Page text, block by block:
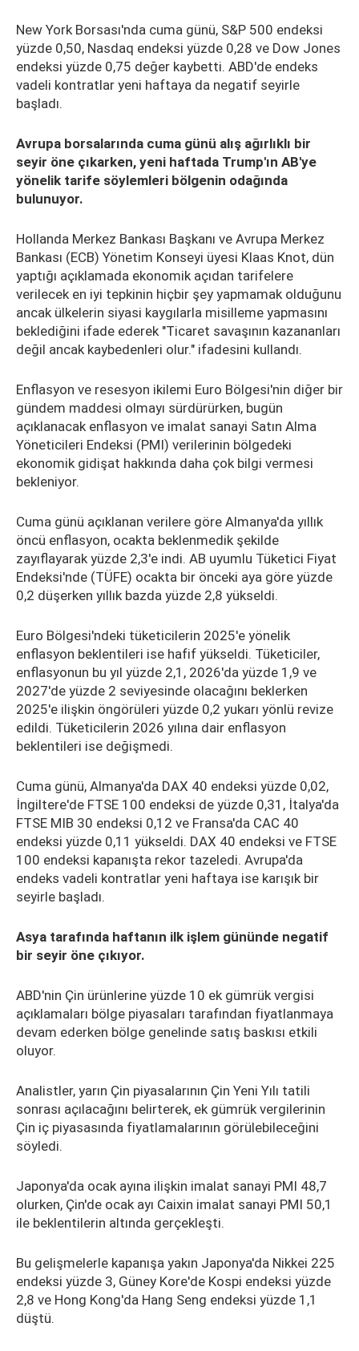
New York Borsası'nda cuma günü, S&P 500 endeksi
yüzde 0,50, Nasdaq endeksi yüzde 0,28 ve Dow Jones
endeksi yüzde 0,75 değer kaybetti. ABD'de endeks
vadeli kontratlar yeni haftaya da negatif seyirle
başladı.
Avrupa borsalarında cuma günü alış ağırlıklı bir
seyir öne çıkarken, yeni haftada Trump'ın AB'ye
yönelik tarife söylemleri bölgenin odağında
bulunuyor.
Hollanda Merkez Bankası Başkanı ve Avrupa Merkez
Bankası (ECB) Yönetim Konseyi üyesi Klaas Knot, dün
yaptığı açıklamada ekonomik açıdan tarifelere
verilecek en iyi tepkinin hiçbir şey yapmamak olduğunu
ancak ülkelerin siyasi kaygılarla misilleme yapmasını
beklediğini ifade ederek "Ticaret savaşının kazananları
değil ancak kaybedenleri olur." ifadesini kullandı.
Enflasyon ve resesyon ikilemi Euro Bölgesi'nin diğer bir
gündem maddesi olmayı sürdürürken, bugün
açıklanacak enflasyon ve imalat sanayi Satın Alma
Yöneticileri Endeksi (PMI) verilerinin bölgedeki
ekonomik gidişat hakkında daha çok bilgi vermesi
bekleniyor.
Cuma günü açıklanan verilere göre Almanya'da yıllık
öncü enflasyon, ocakta beklenmedik şekilde
zayıflayarak yüzde 2,3'e indi. AB uyumlu Tüketici Fiyat
Endeksi'nde (TÜFE) ocakta bir önceki aya göre yüzde
0,2 düşerken yıllık bazda yüzde 2,8 yükseldi.
Euro Bölgesi'ndeki tüketicilerin 2025'e yönelik
enflasyon beklentileri ise hafif yükseldi. Tüketiciler,
enflasyonun bu yıl yüzde 2,1, 2026'da yüzde 1,9 ve
2027'de yüzde 2 seviyesinde olacağını beklerken
2025'e ilişkin öngörüleri yüzde 0,2 yukarı yönlü revize
edildi. Tüketicilerin 2026 yılına dair enflasyon
beklentileri ise değişmedi.
Cuma günü, Almanya'da DAX 40 endeksi yüzde 0,02,
İngiltere'de FTSE 100 endeksi de yüzde 0,31, İtalya'da
FTSE MIB 30 endeksi 0,12 ve Fransa'da CAC 40
endeksi yüzde 0,11 yükseldi. DAX 40 endeksi ve FTSE
100 endeksi kapanışta rekor tazeledi. Avrupa'da
endeks vadeli kontratlar yeni haftaya ise karışık bir
seyirle başladı.
Asya tarafında haftanın ilk işlem gününde negatif
bir seyir öne çıkıyor.
ABD'nin Çin ürünlerine yüzde 10 ek gümrük vergisi
açıklamaları bölge piyasaları tarafından fiyatlanmaya
devam ederken bölge genelinde satış baskısı etkili
oluyor.
Analistler, yarın Çin piyasalarının Çin Yeni Yılı tatili
sonrası açılacağını belirterek, ek gümrük vergilerinin
Çin iç piyasasında fiyatlamalarının görülebileceğini
söyledi.
Japonya'da ocak ayına ilişkin imalat sanayi PMI 48,7
olurken, Çin'de ocak ayı Caixin imalat sanayi PMI 50,1
ile beklentilerin altında gerçekleşti.
Bu gelişmelerle kapanışa yakın Japonya'da Nikkei 225
endeksi yüzde 3, Güney Kore'de Kospi endeksi yüzde
2,8 ve Hong Kong'da Hang Seng endeksi yüzde 1,1
düştü.